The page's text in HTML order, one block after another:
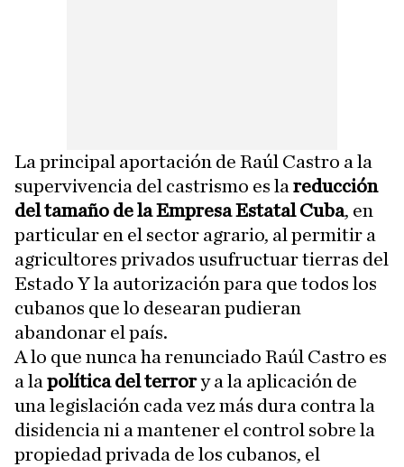
La principal aportación de Raúl Castro a la
supervivencia del castrismo es la reducción
del tamaño de la Empresa Estatal Cuba, en
particular en el sector agrario, al permitir a
agricultores privados usufructuar tierras del
Estado Y la autorización para que todos los
cubanos que lo desearan pudieran
abandonar el país.
A lo que nunca ha renunciado Raúl Castro es
a la política del terrory a la aplicación de
una legislación cada vez más dura contra la
disidencia ni a mantener el control sobre la
propiedad privada de los cubanos, el